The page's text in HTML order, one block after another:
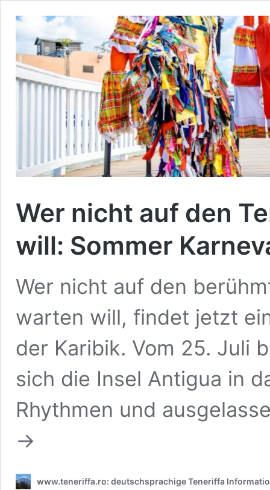
Wer nicht auf den
will: Sommer
Wer nicht auf den
warten will, findet jetzt
der Karibik. Vom 25. Juli
sich die Insel Antigua in
Rhythmen und
→
www.teneriffa.ro: deutschsprachige Teneriffa